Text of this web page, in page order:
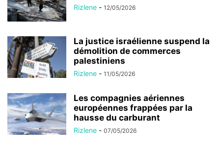
Rizlene - 12/05/2026
La justice israélienne suspend la
démolition de commerces
palestiniens
Rizlene - 11/05/2026
Les compagnies aériennes
européennes frappées par la
hausse du carburant
Rizlene - 07/05/2026